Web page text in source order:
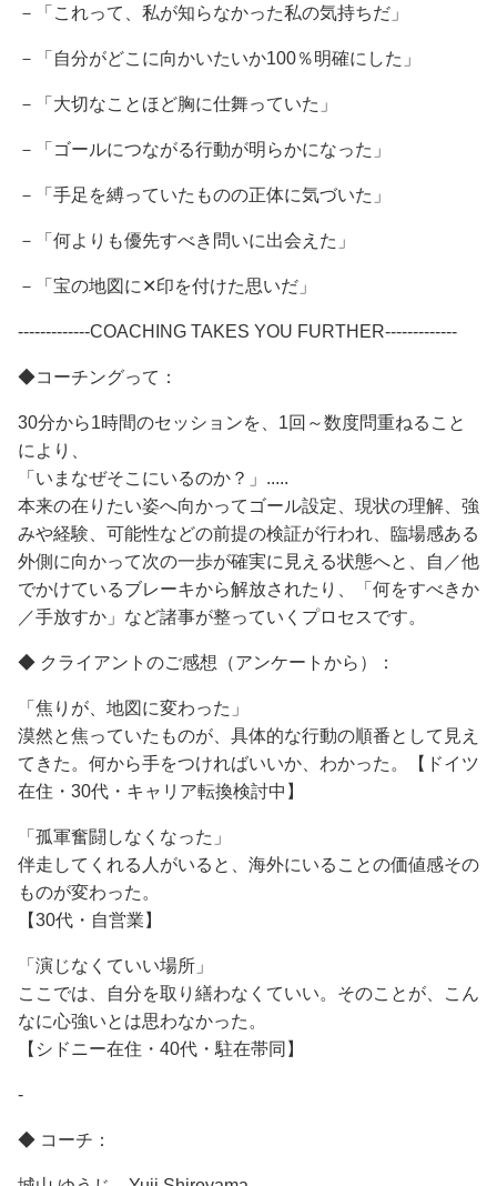
－「これって、私が知らなかった私の気持ちだ」
－「自分がどこに向かいたいか100％明確にした」
－「大切なことほど胸に仕舞っていた」
－「ゴールにつながる行動が明らかになった」
－「手足を縛っていたものの正体に気づいた」
－「何よりも優先すべき問いに出会えた」
－「宝の地図に✕印を付けた思いだ」
-------------COACHING TAKES YOU FURTHER-------------
◆コーチングって：
30分から1時間のセッションを、1回～数度問重ねること
により、
「いまなぜそこにいるのか？」.....
本来の在りたい姿へ向かってゴール設定、現状の理解、強
みや経験、可能性などの前提の検証が行われ、臨場感ある
外側に向かって次の一歩が確実に見える状態へと、自／他
でかけているブレーキから解放されたり、「何をすべきか
／手放すか」など諸事が整っていくプロセスです。
◆ クライアントのご感想（アンケートから）：
「焦りが、地図に変わった」
漠然と焦っていたものが、具体的な行動の順番として見え
てきた。何から手をつければいいか、わかった。【ドイツ
在住・30代・キャリア転換検討中】
「孤軍奮闘しなくなった」
伴走してくれる人がいると、海外にいることの価値感その
ものが変わった。
【30代・自営業】
「演じなくていい場所」
ここでは、自分を取り繕わなくていい。そのことが、こん
なに心強いとは思わなかった。
【シドニー在住・40代・駐在帯同】
-
◆ コーチ：